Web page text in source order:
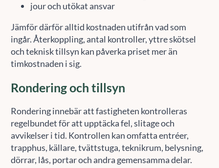
jour och utökat ansvar
Jämför därför alltid kostnaden utifrån vad som
ingår. Återkoppling, antal kontroller, yttre skötsel
och teknisk tillsyn kan påverka priset mer än
timkostnaden i sig.
Rondering och tillsyn
Rondering innebär att fastigheten kontrolleras
regelbundet för att upptäcka fel, slitage och
avvikelser i tid. Kontrollen kan omfatta entréer,
trapphus, källare, tvättstuga, teknikrum, belysning,
dörrar, lås, portar och andra gemensamma delar.